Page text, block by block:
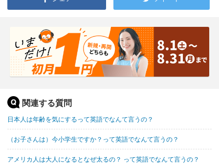
関連する質問
日本人は年齢を気にするって英語でなんて言うの？
（お子さんは）今小学生ですか？って英語でなんて言うの？
アメリカ人は大人になるとなぜ太るの？ って英語でなんて言うの？